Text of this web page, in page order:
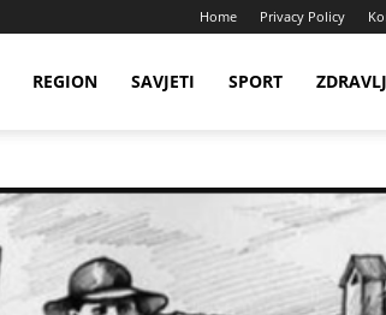
Home Privacy Policy
REGION SAVJETI SPORT